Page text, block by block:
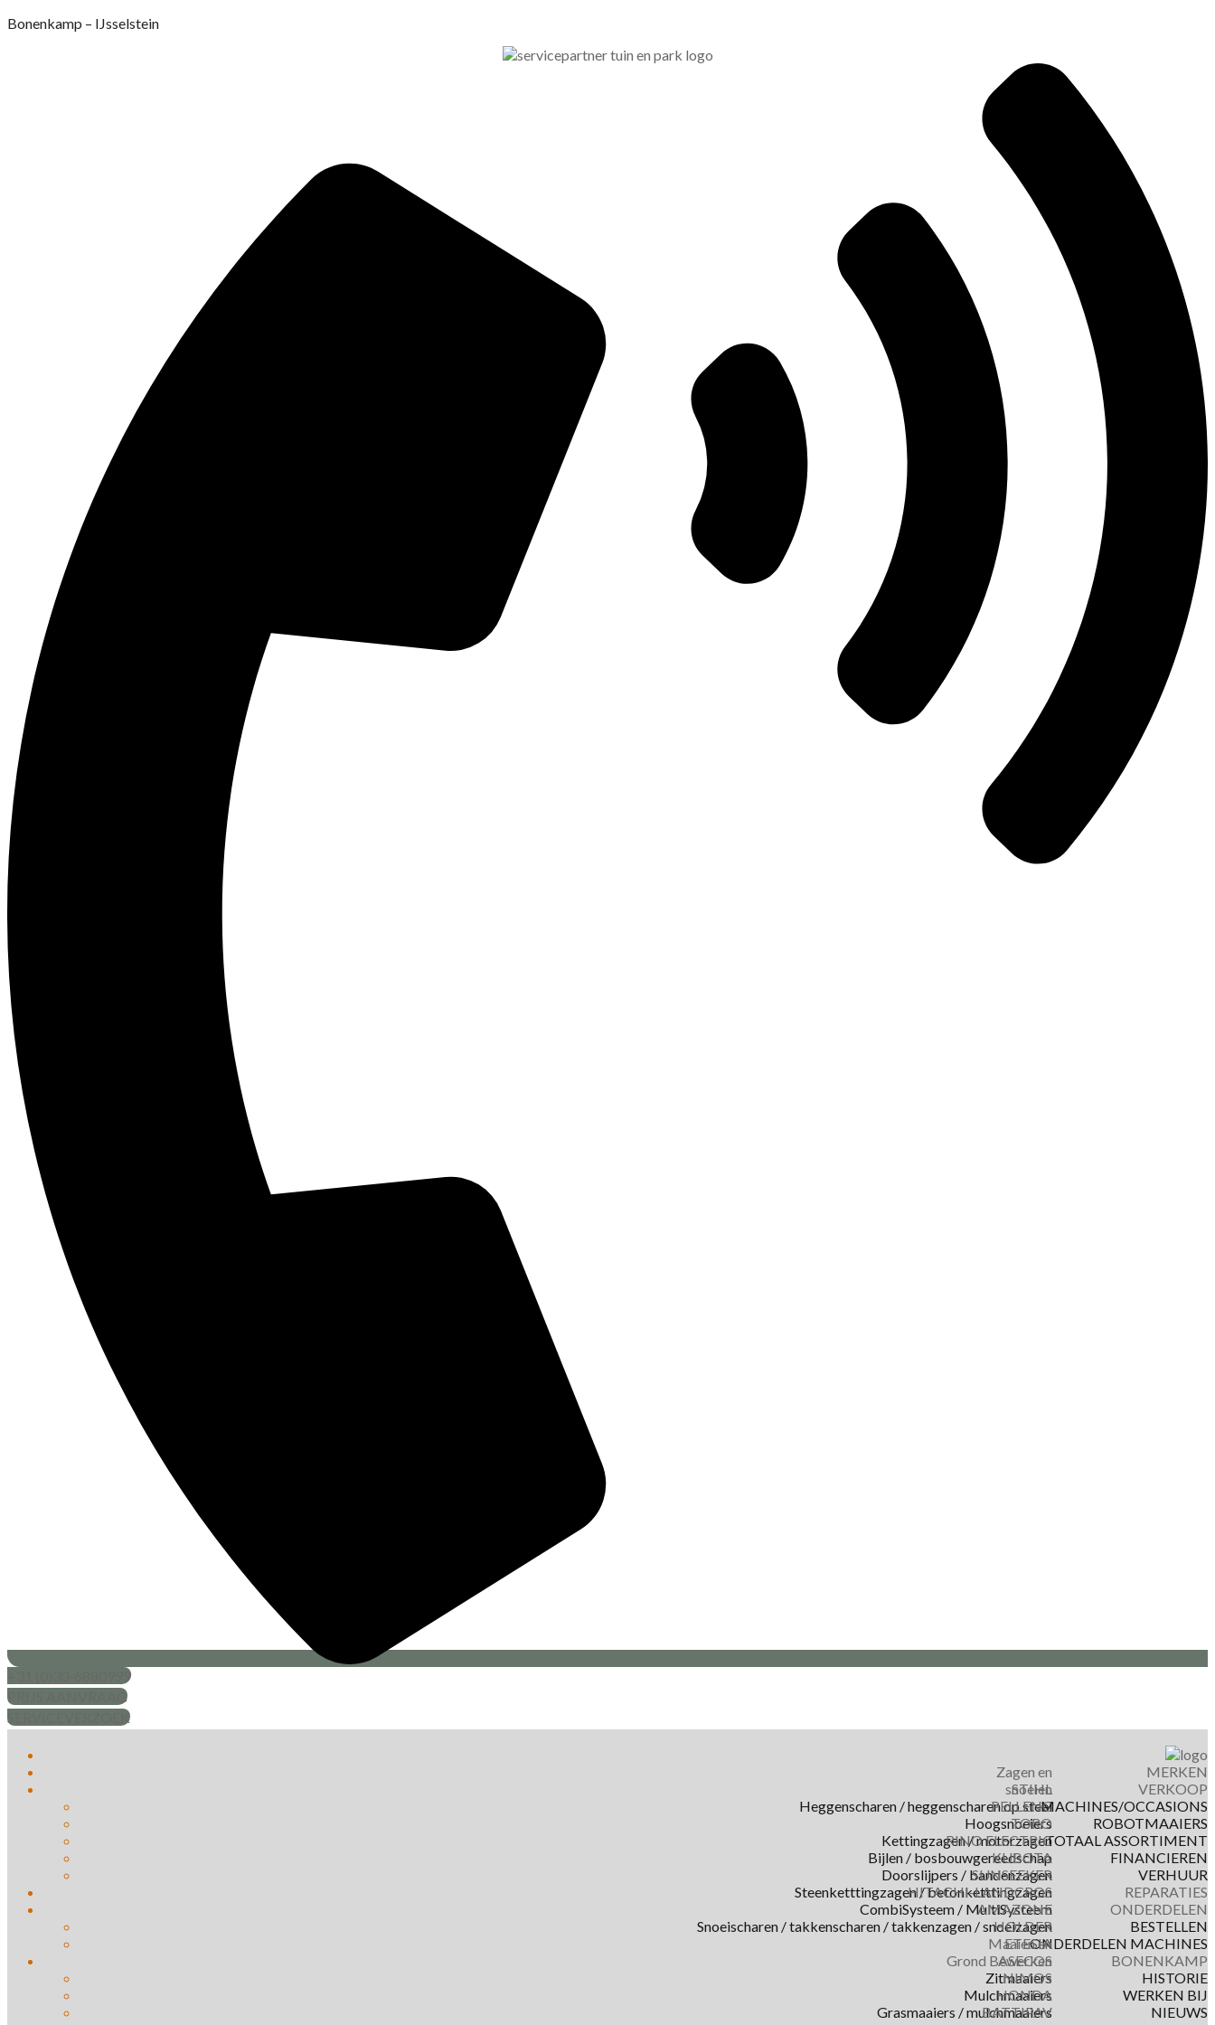
Ga
Bonenkamp – IJsselstein
+31 (0)30-6880999
PRIJS AANVRAAG
SERVICEVERZOEK
Zagen en
snoeien
Heggenscharen / heggenscharen op steel
Hoogsnoeiers
Kettingzagen / motorzagen
Bijlen / bosbouwgereedschap
Doorslijpers / bandenzagen
Steenketttingzagen / betonketttingzagen
CombiSysteem / MultiSysteem
Snoeischaren / takkenscharen / takkenzagen / snoeizagen
Maaien en
Grond Bewerken
Zitmaaiers
Mulchmaaiers
Grasmaaiers / mulchmaaiers
MERKEN
STIHL
PELLENC
TORO
RINO ELECTRIC
KUBOTA
SUNSEEKER
HITACHI-LANDCROS
AMAZONE
HOLDER
ETESIA
ASECOS
NIMOS
HONDA
BATTIPAV
VERKOOP
MACHINES/OCCASIONS
ROBOTMAAIERS
TOTAAL ASSORTIMENT
FINANCIEREN
VERHUUR
REPARATIES
ONDERDELEN
BESTELLEN
ONDERDELEN MACHINES
BONENKAMP
HISTORIE
WERKEN BIJ
NIEUWS